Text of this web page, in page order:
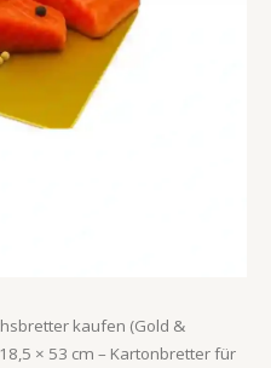
kaufen (Gold &
× 53 cm – Kartonbretter für